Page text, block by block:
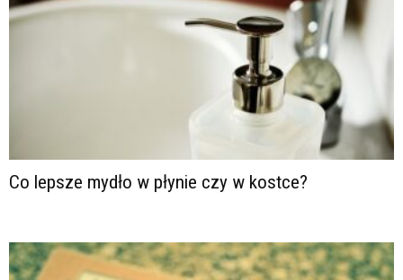
Co lepsze mydło w płynie czy w kostce?